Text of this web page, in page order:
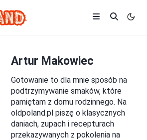
Artur Makowiec
Gotowanie to dla mnie sposób na
podtrzymywanie smaków, które
pamiętam z domu rodzinnego. Na
oldpoland.pl piszę o klasycznych
daniach, zupach i recepturach
przekazywanych z pokolenia na